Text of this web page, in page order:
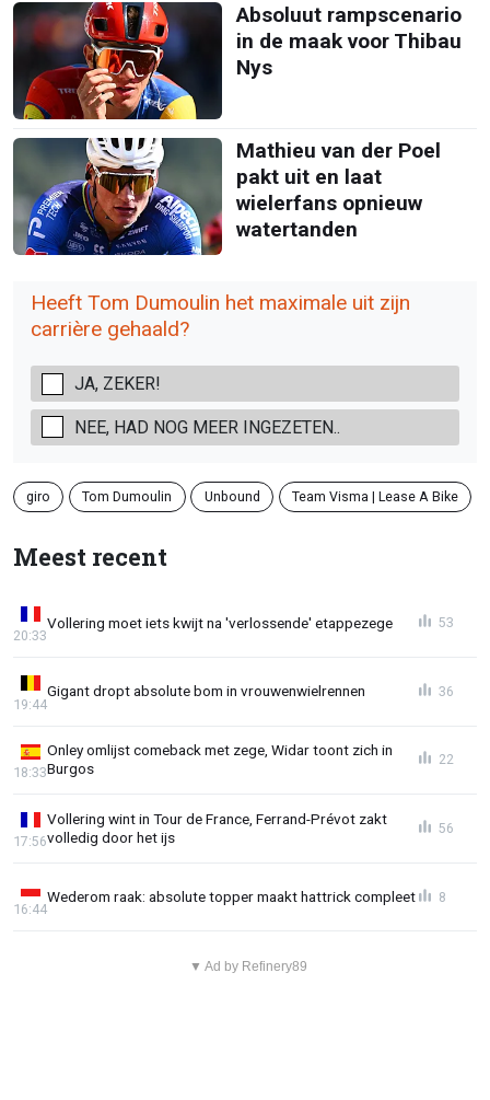
Absoluut rampscenario
in de maak voor Thibau
Nys
Mathieu van der Poel
pakt uit en laat
wielerfans opnieuw
watertanden
Heeft Tom Dumoulin het maximale uit zijn
carrière gehaald?
JA, ZEKER!
NEE, HAD NOG MEER INGEZETEN..
giro Tom Dumoulin Unbound Team Visma | Lease A Bike
Meest recent
Vollering moet iets kwijt na 'verlossende' etappezege
20:33
53
Gigant dropt absolute bom in vrouwenwielrennen
19:44
36
Onley omlijst comeback met zege, Widar toont zich in
Burgos
18:33
22
Vollering wint in Tour de France, Ferrand-Prévot zakt
volledig door het ijs
17:56
56
Wederom raak: absolute topper maakt hattrick compleet
16:44
8
▼ Ad by Refinery89